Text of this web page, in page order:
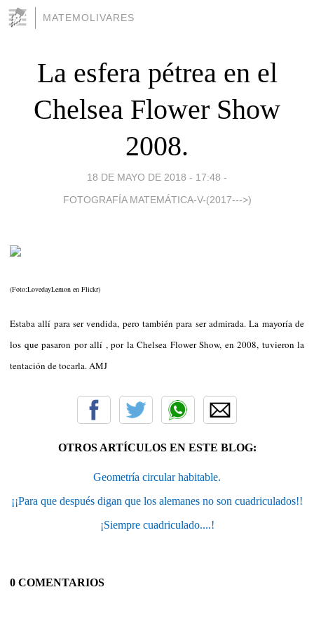
MATEMOLIVARES
La esfera pétrea en el
Chelsea Flower Show
2008.
18 DE MAYO DE 2018 - 17:48 -
FOTOGRAFÍA MATEMÁTICA-V-(2017--->)
(Foto:LovedayLemon en Flickr)
Estaba allí para ser vendida, pero también para ser admirada. La mayoría de
los que pasaron por allí , por la Chelsea Flower Show, en 2008, tuvieron la
tentación de tocarla. AMJ
OTROS ARTÍCULOS EN ESTE BLOG:
Geometría circular habitable.
¡¡Para que después digan que los alemanes no son cuadriculados!!
¡Siempre cuadriculado....!
0 COMENTARIOS